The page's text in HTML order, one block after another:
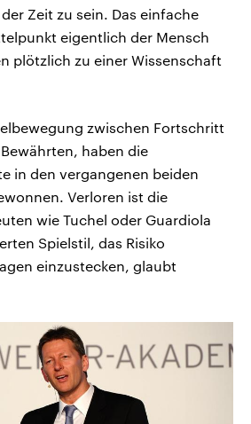
Zeit zu sein. Das einfache
eigentlich der Mensch
plötzlich zu einer Wissenschaft
zwischen Fortschritt
haben die
in den vergangenen beiden
Verloren ist die
wie Tuchel oder Guardiola
Spielstil, das Risiko
einzustecken, glaubt